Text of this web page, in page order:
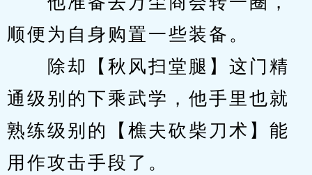
顺便为自身购置一些装备。
除却【秋风扫堂腿】这门精
通级别的下乘武学，他手里也就
熟练级别的【樵夫砍柴刀术】能
用作攻击手段了。